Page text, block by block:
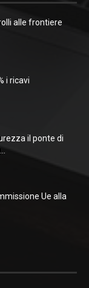
alle frontiere
i ricavi
il ponte di
Ue alla